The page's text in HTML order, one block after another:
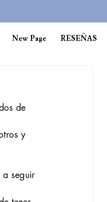
New Page RESEÑAS
de
y
a seguir